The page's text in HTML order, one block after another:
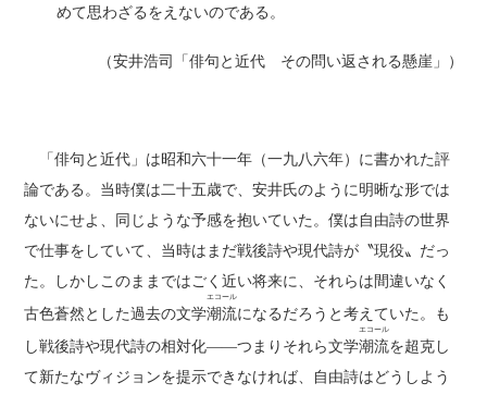
めて思わざるをえないのである。
（安井浩司「俳句と近代 その問い返される懸崖」）
「俳句と近代」は昭和六十一年（一九八六年）に書かれた評
論である。当時僕は二十五歳で、安井氏のように明晰な形では
ないにせよ、同じような予感を抱いていた。僕は自由詩の世界
で仕事をしていて、当時はまだ戦後詩や現代詩が〝現役〟だっ
た。しかしこのままではごく近い将来に、それらは間違いなく
古色蒼然とした過去の文学潮流
エコール
になるだろうと考えていた。も
し戦後詩や現代詩の相対化――つまりそれら文学潮流
エコール
を超克し
て新たなヴィジョンを提示できなければ、自由詩はどうしよう